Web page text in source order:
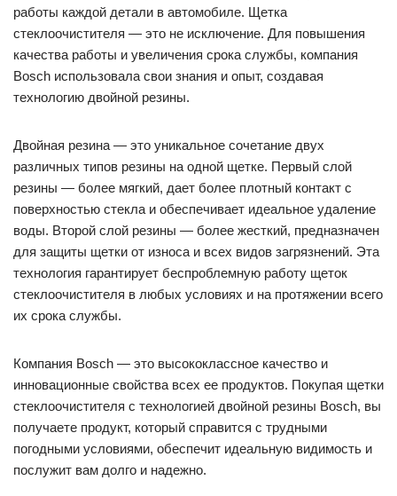
работы каждой детали в автомобиле. Щетка
стеклоочистителя — это не исключение. Для повышения
качества работы и увеличения срока службы, компания
Bosch использовала свои знания и опыт, создавая
технологию двойной резины.
Двойная резина — это уникальное сочетание двух
различных типов резины на одной щетке. Первый слой
резины — более мягкий, дает более плотный контакт с
поверхностью стекла и обеспечивает идеальное удаление
воды. Второй слой резины — более жесткий, предназначен
для защиты щетки от износа и всех видов загрязнений. Эта
технология гарантирует беспроблемную работу щеток
стеклоочистителя в любых условиях и на протяжении всего
их срока службы.
Компания Bosch — это высококлассное качество и
инновационные свойства всех ее продуктов. Покупая щетки
стеклоочистителя с технологией двойной резины Bosch, вы
получаете продукт, который справится с трудными
погодными условиями, обеспечит идеальную видимость и
послужит вам долго и надежно.